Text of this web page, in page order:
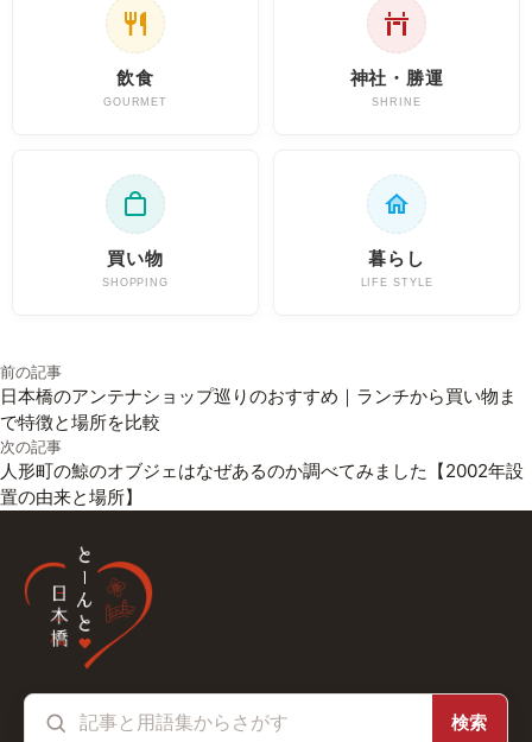
飲食
GOURMET
神社・勝運
SHRINE
買い物
SHOPPING
暮らし
LIFE STYLE
投稿ナビゲーション
前の記事
日本橋のアンテナショップ巡りのおすすめ｜ランチから買い物ま
で特徴と場所を比較
次の記事
人形町の鯨のオブジェはなぜあるのか調べてみました【2002年設
置の由来と場所】
検索